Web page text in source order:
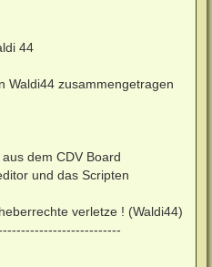
44
Waldi44 zusammengetragen
dem CDV Board
und das Scripten
verletze ! (Waldi44)